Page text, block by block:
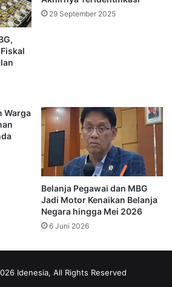
setelah menyelesaikan berbagai
Sumatra mencatat 758 kasus
610 SPPG telah kembali
148 lainnya masih menjalani
Sulawesi, Nusa Tenggara,
3.959 SPPG pernah terkena
ada 399 SPPG yang belum
kembali beroperasi.
besar kasus suspend terjadi
kelola organisasi, kondisi bangunan
ketentuan.
29 September 2025
Warga
Belanja Pegawai dan MBG
Jadi Motor Kenaikan Belanja
Negara hingga Mei 2026
6 Juni 2026
Idenesia, All Rights Reserved